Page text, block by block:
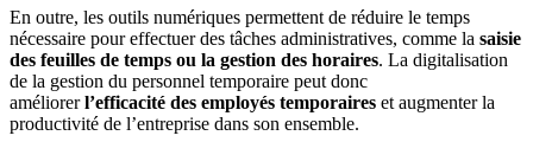
En outre, les outils numériques permettent de réduire le temps
nécessaire pour effectuer des tâches administratives, comme la saisie
des feuilles de temps ou la gestion des horaires. La digitalisation
de la gestion du personnel temporaire peut donc
améliorerl’efficacité des employés temporaires et augmenter la
productivité de l’entreprise dans son ensemble.